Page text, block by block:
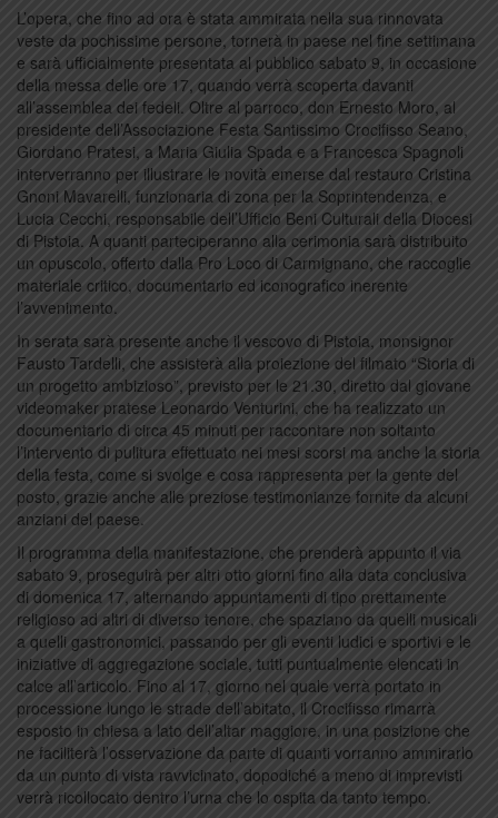
L’opera, che fino ad ora è stata ammirata nella sua rinnovata
veste da pochissime persone, tornerà in paese nel fine settimana
e sarà ufficialmente presentata al pubblico sabato 9, in occasione
della messa delle ore 17, quando verrà scoperta davanti
all’assemblea dei fedeli. Oltre al parroco, don Ernesto Moro, al
presidente dell’Associazione Festa Santissimo Crocifisso Seano,
Giordano Pratesi, a Maria Giulia Spada e a Francesca Spagnoli
interverranno per illustrare le novità emerse dal restauro Cristina
Gnoni Mavarelli, funzionaria di zona per la Soprintendenza, e
Lucia Cecchi, responsabile dell’Ufficio Beni Culturali della Diocesi
di Pistoia. A quanti parteciperanno alla cerimonia sarà distribuito
un opuscolo, offerto dalla Pro Loco di Carmignano, che raccoglie
materiale critico, documentario ed iconografico inerente
l’avvenimento.
In serata sarà presente anche il vescovo di Pistoia, monsignor
Fausto Tardelli, che assisterà alla proiezione del filmato “Storia di
un progetto ambizioso”, previsto per le 21.30, diretto dal giovane
videomaker pratese Leonardo Venturini, che ha realizzato un
documentario di circa 45 minuti per raccontare non soltanto
l’intervento di pulitura effettuato nei mesi scorsi ma anche la storia
della festa, come si svolge e cosa rappresenta per la gente del
posto, grazie anche alle preziose testimonianze fornite da alcuni
anziani del paese.
Il programma della manifestazione, che prenderà appunto il via
sabato 9, proseguirà per altri otto giorni fino alla data conclusiva
di domenica 17, alternando appuntamenti di tipo prettamente
religioso ad altri di diverso tenore, che spaziano da quelli musicali
a quelli gastronomici, passando per gli eventi ludici e sportivi e le
iniziative di aggregazione sociale, tutti puntualmente elencati in
calce all’articolo. Fino al 17, giorno nel quale verrà portato in
processione lungo le strade dell’abitato, il Crocifisso rimarrà
esposto in chiesa a lato dell’altar maggiore, in una posizione che
ne faciliterà l’osservazione da parte di quanti vorranno ammirarlo
da un punto di vista ravvicinato, dopodiché a meno di imprevisti
verrà ricollocato dentro l’urna che lo ospita da tanto tempo.